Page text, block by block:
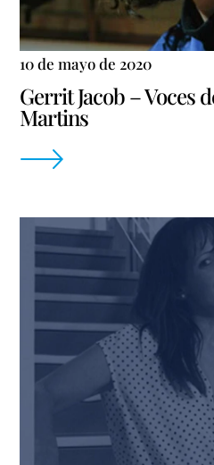
10 de mayo de 2020
Gerrit Jacob – Voces
Martins